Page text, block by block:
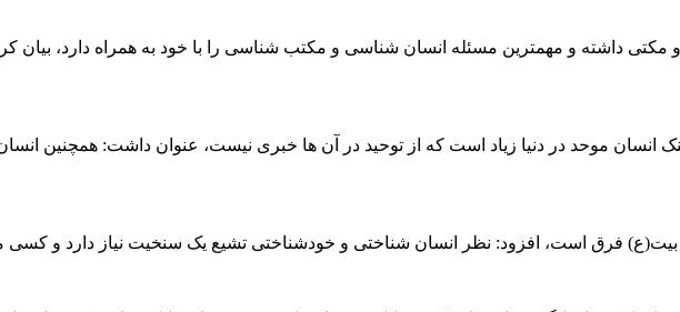
و مکتی داشته و مهمترین مسئله انسان شناسی و مکتب شناسی را با خود به همراه دارد،
انسان موحد در دنیا زیاد است که از توحید در آن ها خبری نیست، عنوان داشت: همچنین
بیت(ع) فرق است، افزود: نظر انسان شناختی و خودشناختی تشیع یک سنخیت نیاز دارد و